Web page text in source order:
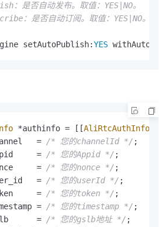
：是否自动发布。取值：YES|NO。
：是否自动订阅。取值：YES|NO。
setAutoPublish:YES
*authinfo = [[AliRtcAuthInfo
= /* 您的channelId */ ;
= /* 您的Appid */ ;
= /* 您的nonce */ ;
= /* 您的userId */ ;
= /* 您的token */ ;
= /* 您的timestamp */ ;
= /* 您的gslb地址 */ ;